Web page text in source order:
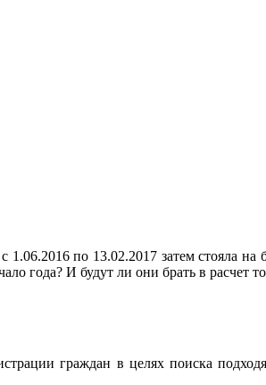
по 13.02.2017 затем стояла
года? И будут ли они брать в расчет
граждан в целях поиска